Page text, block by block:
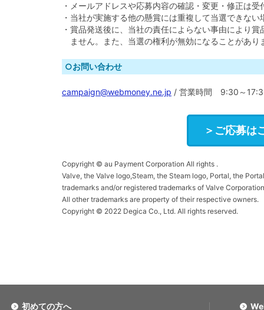
・メールアドレスや応募内容の確認・変更・修正は受
・当社が実施する他の懸賞には重複して当選できない
・賞品発送後に、当社の責任によらない事由により
ません。また、当選の権利が無効になることがあり
○お問い合わせ
campaign@webmoney.ne.jp / 営業時間 9:30～
＞ご応募は
Copyright © au Payment Corporation All rights .
Valve, the Valve logo,Steam, the Steam logo, Portal, the
trademarks and/or registered trademarks of Valve
All other trademarks are property of their respective owners.
Copyright © 2022 Degica Co., Ltd. All rights reserved.
初めての方へ